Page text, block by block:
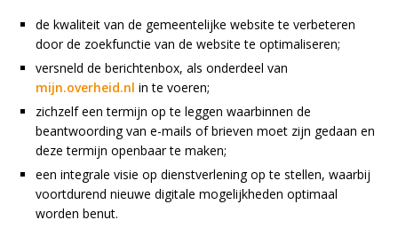
de kwaliteit van de gemeentelijke website te verbeteren
door de zoekfunctie van de website te optimaliseren;
versneld de berichtenbox, als onderdeel van
mijn.overheid.nl in te voeren;
zichzelf een termijn op te leggen waarbinnen de
beantwoording van e-mails of brieven moet zijn gedaan en
deze termijn openbaar te maken;
een integrale visie op dienstverlening op te stellen, waarbij
voortdurend nieuwe digitale mogelijkheden optimaal
worden benut.